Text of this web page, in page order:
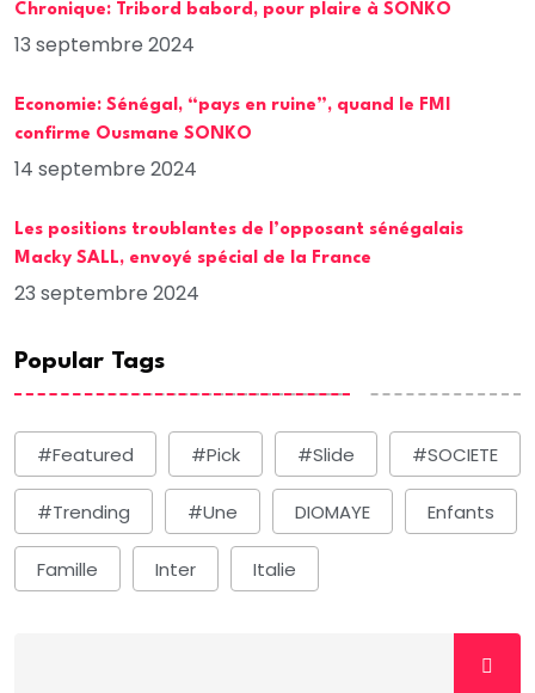
Chronique: Tribord babord, pour plaire à SONKO
13 septembre 2024
Economie: Sénégal, “pays en ruine”, quand le FMI
confirme Ousmane SONKO
14 septembre 2024
Les positions troublantes de l’opposant sénégalais
Macky SALL, envoyé spécial de la France
23 septembre 2024
Popular Tags
#Featured #Pick #Slide #SOCIETE
#Trending #une DIOMAYE Enfants
Famille Inter Italie